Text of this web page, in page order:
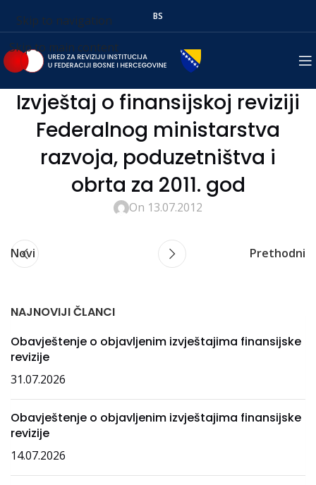
Skip to navigation
Skip to main content
BS
Izvještaj o finansijskoj reviziji
Federalnog ministarstva
razvoja, poduzetništva i
obrta za 2011. god
On 13.07.2012
Novi Prethodni
NAJNOVIJI ČLANCI
Obavještenje o objavljenim izvještajima finansijske
revizije
31.07.2026
Obavještenje o objavljenim izvještajima finansijske
revizije
14.07.2026